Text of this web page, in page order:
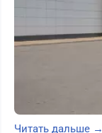
Читать дальше →